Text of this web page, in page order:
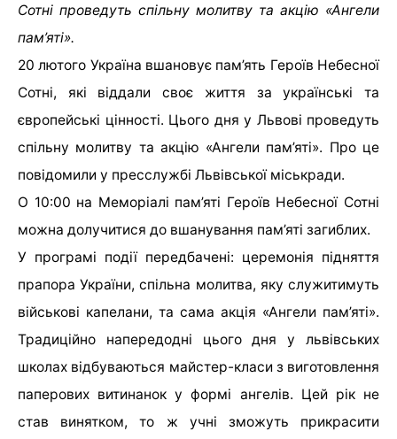
Сотні проведуть спільну молитву та акцію «Ангели
пам’яті».
20 лютого Україна вшановує пам’ять Героїв Небесної
Сотні, які віддали своє життя за українські та
європейські цінності. Цього дня у Львові проведуть
спільну молитву та акцію «Ангели пам’яті». Про це
повідомили у пресслужбі Львівської міськради.
О 10:00 на Меморіалі пам’яті Героїв Небесної Сотні
можна долучитися до вшанування пам’яті загиблих.
У програмі події передбачені: церемонія підняття
прапора України, спільна молитва, яку служитимуть
військові капелани, та сама акція «Ангели пам’яті».
Традиційно напередодні цього дня у львівських
школах відбуваються майстер-класи з виготовлення
паперових витинанок у формі ангелів. Цей рік не
став винятком, то ж учні зможуть прикрасити